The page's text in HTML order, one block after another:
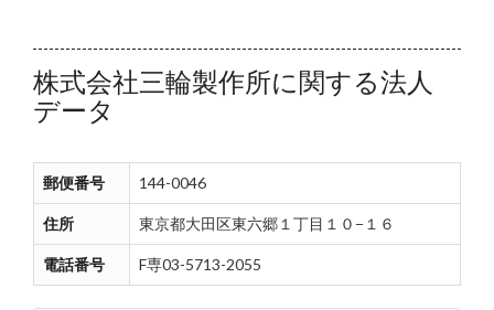
株式会社三輪製作所に関する法人
データ
郵便番号 144-0046
住所 東京都大田区東六郷１丁目１０−１６
電話番号 F専03-5713-2055